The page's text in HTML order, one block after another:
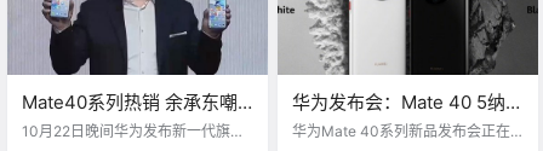
Mate40系列热销 余承东嘲
讽iPhone12落后
10月22日晚间华为发布新一代旗舰
华为发布会：Mate 40 5纳米
麒麟9000 5G旗舰芯片
华为Mate 40系列新品发布会正在